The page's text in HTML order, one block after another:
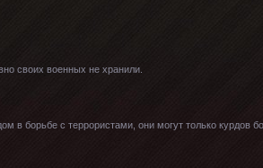
своих военных не хранили.
в борьбе с террористами, они могут только курдов